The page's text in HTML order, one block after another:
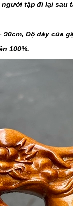
tập đi lại sau
Độ dày của
100%.